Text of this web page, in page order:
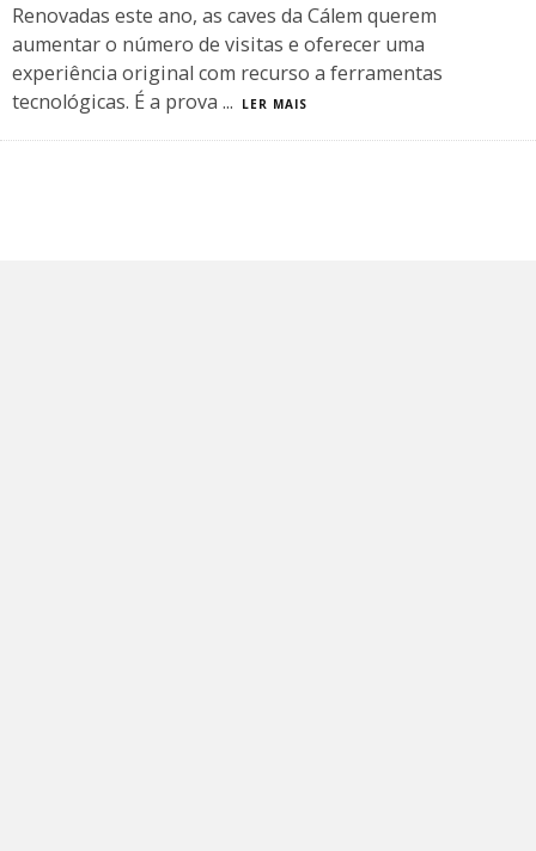
Renovadas este ano, as caves da Cálem querem
aumentar o número de visitas e oferecer uma
experiência original com recurso a ferramentas
tecnológicas. É a prova ... LER MAIS